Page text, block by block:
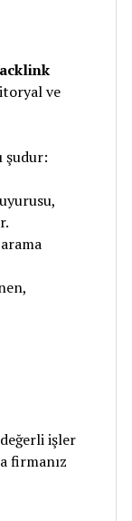
ve
şudur:
işler
firmanız